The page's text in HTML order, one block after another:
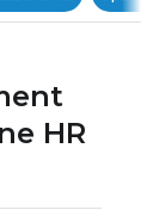
HR